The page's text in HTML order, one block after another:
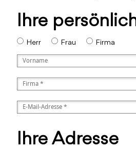
Ihre
Herr Frau Firma
Ihre Adresse